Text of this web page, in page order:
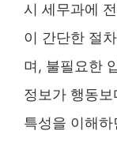
시 세무과에
이 간단한 절
며, 불필요한
정보가 행동
특성을 이해